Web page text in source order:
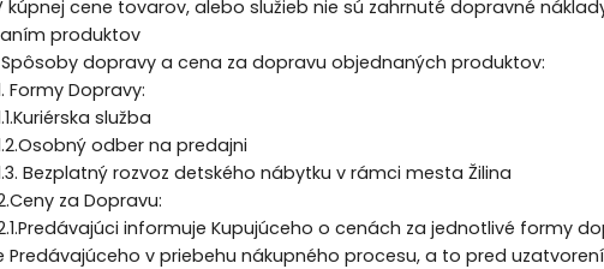
kúpnej cene tovarov, alebo služieb nie sú zahrnuté dopravné
produktov
Spôsoby dopravy a cena za dopravu objednaných produktov:
Formy Dopravy:
služba
odber na predajni
Bezplatný rozvoz detského nábytku v rámci mesta Žilina
za Dopravu:
informuje Kupujúceho o cenách za jednotlivé formy
Predávajúceho v priebehu nákupného procesu, a to pred